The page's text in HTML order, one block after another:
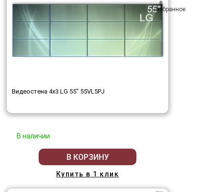
Видеостена 4x3 LG 55" 55VL5PJ
В наличии
В КОРЗИНУ
Купить в 1 клик